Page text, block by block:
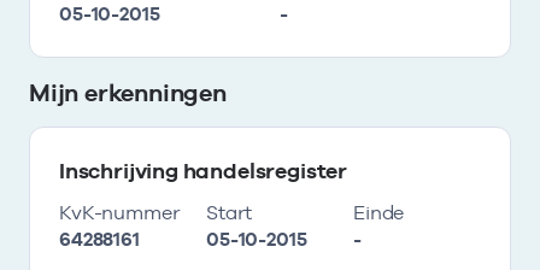
05-10-2015
-
Mijn erkenningen
Inschrijving handelsregister
KvK-nummer
64288161
Start
05-10-2015
Einde
-